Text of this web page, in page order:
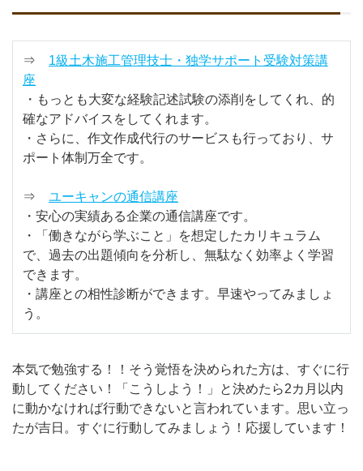
⇒ 1級土木施工管理技士・独学サポート受験対策講
座
・もっとも大変な経験記述試験の添削をしてくれ、的
確なアドバイスをしてくれます。
・さらに、作文作成代行のサービスも行っており、サ
ポート体制万全です。
⇒ ユーキャンの通信講座
・安心の実績ある企業の通信講座です。
・「働きながら学ぶこと」を想定したカリキュラム
で、過去の出題傾向を分析し、無駄なく効率よく学習
できます。
・講座との相性診断ができます。早速やってみましょ
う。
本気で勉強する！！そう覚悟を決められた方は、すぐに行
動してください！「こうしよう！」と決めたら2カ月以内
に動かなければ行動できないと言われています。思い立っ
たが吉日。すぐに行動してみましょう！応援しています！